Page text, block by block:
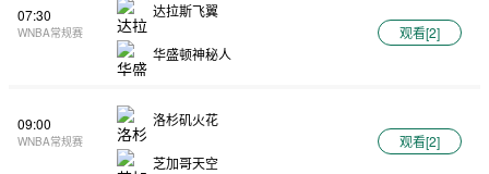
07:30
WNBA常规赛
达拉斯飞翼
华盛顿神秘人
观看[2]
09:00
WNBA常规赛
洛杉矶火花
芝加哥天空
观看[2]